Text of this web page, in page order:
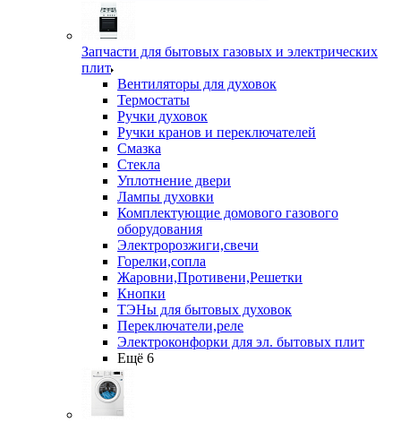
Запчасти для бытовых газовых и электрических
плит
Вентиляторы для духовок
Термостаты
Ручки духовок
Ручки кранов и переключателей
Смазка
Стекла
Уплотнение двери
Лампы духовки
Комплектующие домового газового
оборудования
Электророзжиги,свечи
Горелки,сопла
Жаровни,Противени,Решетки
Кнопки
ТЭНы для бытовых духовок
Переключатели,реле
Электроконфорки для эл. бытовых плит
Ещё 6